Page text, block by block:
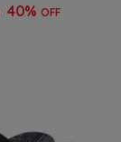
40% OFF